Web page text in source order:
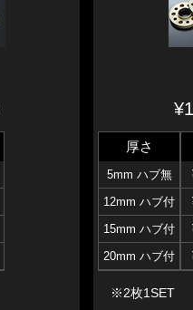
厚さ
5mm ハブ無
12mm ハブ付
15mm ハブ付
20mm ハブ付
※2枚1SET